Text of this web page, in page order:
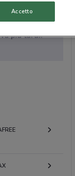
più tardi.
Accetto